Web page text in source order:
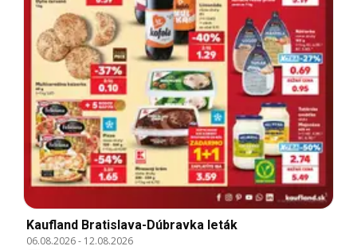
Kaufland Bratislava-Dúbravka leták
06.08.2026- 12.08.2026